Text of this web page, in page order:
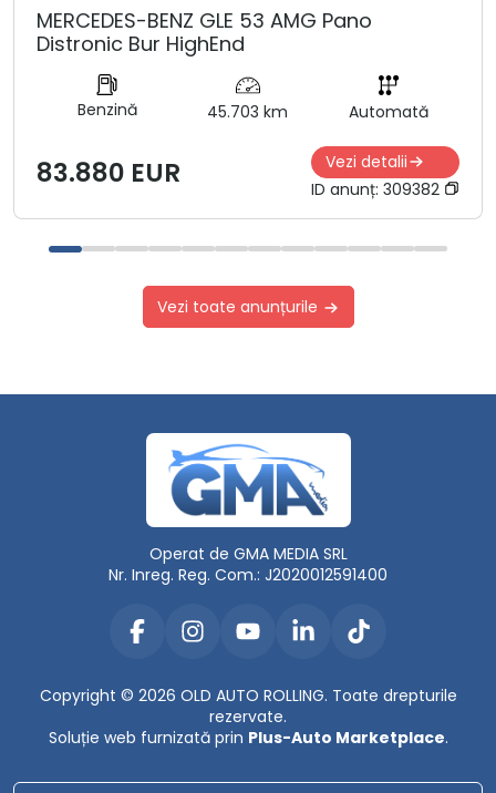
MERCEDES-BENZ GLE 53 AMG Pano
Distronic Bur HighEnd
Benzină 45.703 km Automată
83.880 EUR
Vezi detalii
ID anunț: 309382
Vezi toate anunțurile
Operat de GMA MEDIA SRL
Nr. Inreg. Reg. Com.: J2020012591400
Copyright © 2026 OLD AUTO ROLLING. Toate drepturile
rezervate.
Soluție web furnizată prin Plus-Auto Marketplace.